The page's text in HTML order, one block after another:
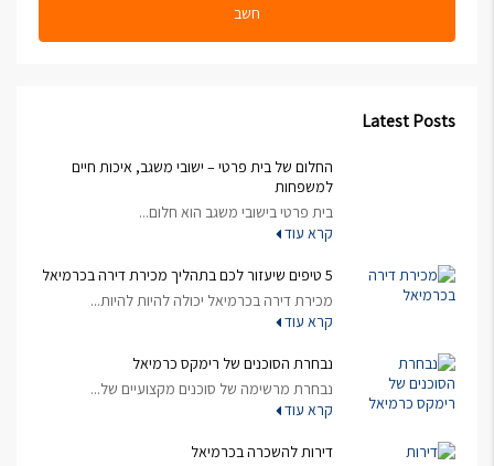
חשב
Latest Posts
החלום של בית פרטי – ישובי משגב, איכות חיים
למשפחות
בית פרטי בישובי משגב הוא חלום...
קרא עוד
5 טיפים שיעזור לכם בתהליך מכירת דירה בכרמיאל
מכירת דירה בכרמיאל יכולה להיות להיות...
קרא עוד
נבחרת הסוכנים של רימקס כרמיאל
נבחרת מרשימה של סוכנים מקצועיים של...
קרא עוד
דירות להשכרה בכרמיאל